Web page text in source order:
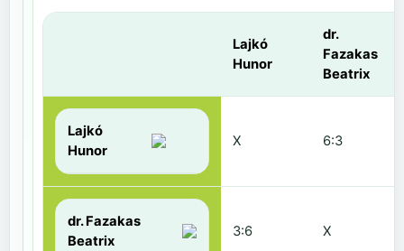
Lajkó
Hunor
dr.
Fazakas
Beatrix
Lajkó
Hunor
X 6:3
dr. Fazakas
Beatrix
3:6 X